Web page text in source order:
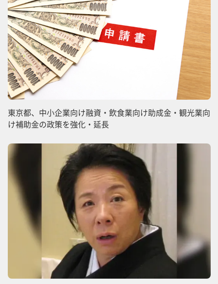
東京都、中小企業向け融資・飲食業向け助成金・観光業向
け補助金の政策を強化・延長